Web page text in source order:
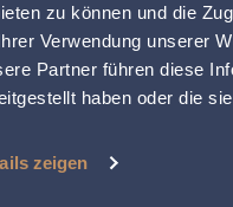
zu können und die
Verwendung unserer
Partner führen diese
haben oder die
zeigen